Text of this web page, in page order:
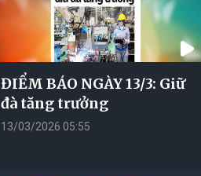
ĐIỂM BÁO NGÀY 13/3: Giữ
đà tăng trưởng
13/03/2026 05:55